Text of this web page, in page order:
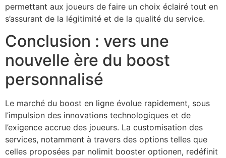
permettant aux joueurs de faire un choix éclairé tout en
s’assurant de la légitimité et de la qualité du service.
Conclusion : vers une
nouvelle ère du boost
personnalisé
Le marché du boost en ligne évolue rapidement, sous
l’impulsion des innovations technologiques et de
l’exigence accrue des joueurs. La customisation des
services, notamment à travers des options telles que
celles proposées par nolimit booster optionen, redéfinit